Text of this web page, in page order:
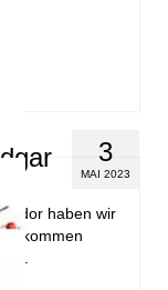
3
MAI 2023
haben wir
zukommen